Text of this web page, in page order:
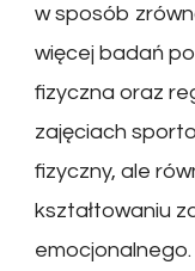
w sposób
więcej badań
fizyczna oraz
zajęciach
fizyczny, ale
kształtowaniu